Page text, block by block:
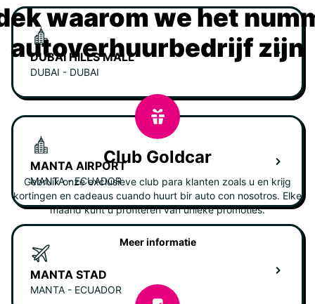
DUBAI HILLS MALL
DUBAI - DUBAI
MANTA AIRPORT
MANTA - ECUADOR
MANTA STAD
MANTA - ECUADOR
waarom we het
autoverhuurbedrijf zijn
Club Goldcar
Gebruik onze exclusieve club para klanten zoals u en krijg
kortingen en cadeaus cuando huurt bir auto con nosotros. Elke
maand kunt u profiteren van unieke promoties.
Meer informatie